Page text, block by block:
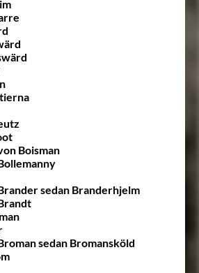
Boisman
sedan Branderhjelm
sedan Bromansköld